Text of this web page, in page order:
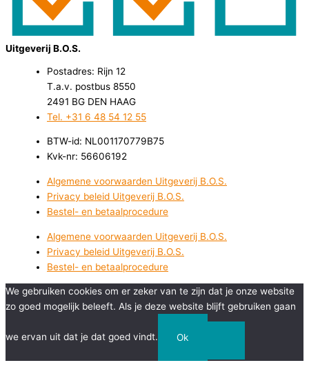
Uitgeverij B.O.S.
Postadres: Rijn 12
T.a.v. postbus 8550
2491 BG DEN HAAG
Tel. +31 6 48 54 12 55
BTW-id: NL001170779B75
Kvk-nr: 56606192
Algemene voorwaarden Uitgeverij B.O.S.
Privacy beleid Uitgeverij B.O.S.
Bestel- en betaalprocedure
Algemene voorwaarden Uitgeverij B.O.S.
Privacy beleid Uitgeverij B.O.S.
Bestel- en betaalprocedure
We gebruiken cookies om er zeker van te zijn dat je onze website
zo goed mogelijk beleeft. Als je deze website blijft gebruiken gaan
we ervan uit dat je dat goed vindt. Ok